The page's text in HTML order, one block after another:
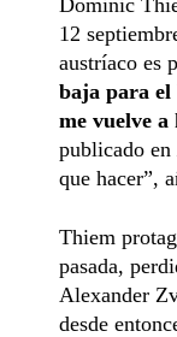
12
austríaco es
baja para el
me vuelve a
publicado en
que hacer”,
Thiem
pasada,
Alexander
desde